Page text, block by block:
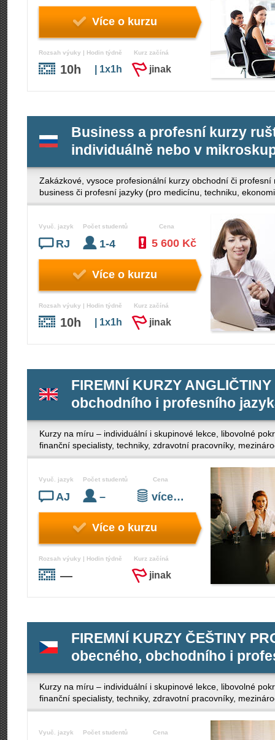
Více o kurzu
Rozsah výuky | Hodin týdně
10h | 1x1h
Kurz začíná
jinak
Business a profesní kurzy
individuálně nebo v
Zakázkové, vysoce profesionální kurzy obchodní či
business či profesní jazyky (pro medicínu, techniku,
Vyuč. jazyk
RJ
Počet studentů
1-4
Cena
5 600 Kč
Více o kurzu
Rozsah výuky | Hodin týdně
10h | 1x1h
Kurz začíná
jinak
FIREMNÍ KURZY
obchodního i profesního
Kurzy na míru – individuální i skupinové lekce, libovolné
finanční specialisty, techniky, zdravotní pracovníky,
Vyuč. jazyk
AJ
Počet studentů
–
Cena
více…
Více o kurzu
Rozsah výuky | Hodin týdně
—
Kurz začíná
jinak
FIREMNÍ KURZY ČEŠTINY
obecného, obchodního i
Kurzy na míru – individuální i skupinové lekce, libovolné
finanční specialisty, techniky, zdravotní pracovníky,
Vyuč. jazyk Počet studentů Cena